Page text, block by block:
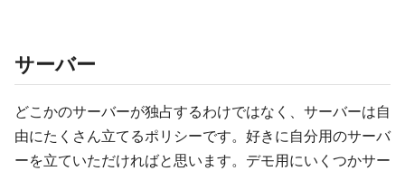
サーバー
どこかのサーバーが独占するわけではなく、サーバーは自
由にたくさん立てるポリシーです。好きに自分用のサーバ
ーを立ていただければと思います。デモ用にいくつかサー